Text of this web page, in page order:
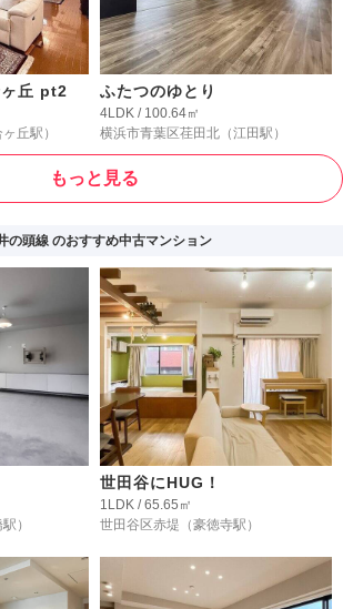
丘 pt2
ヶ丘駅）
ふたつのゆとり
4LDK / 100.64㎡
横浜市青葉区荏田北 （江田駅）
もっと見る
の頭線のおすすめ中古マンション
）
世田谷にHUG！
1LDK / 65.65㎡
世田谷区赤堤 （豪徳寺駅）